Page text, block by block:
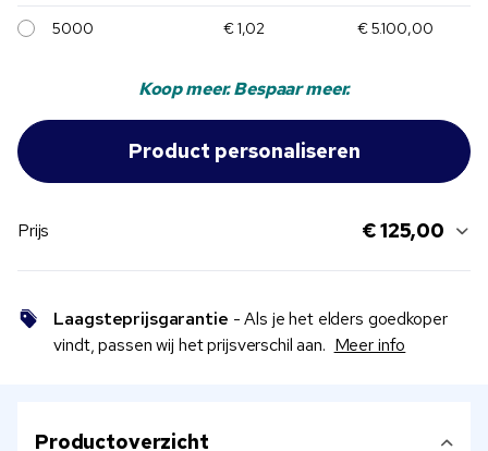
5000 € 1,02 € 5.100,00
Koop meer. Bespaar meer.
Prijs € 125,00
Laagsteprijsgarantie - Als je het elders goedkoper
vindt, passen wij het prijsverschil aan. Meer info
Productoverzicht